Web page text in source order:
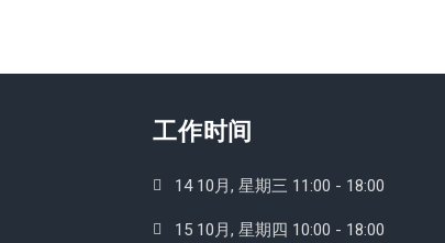
工作时间
14 10月, 星期三 11:00 - 18:00
15 10月, 星期四 10:00 - 18:00